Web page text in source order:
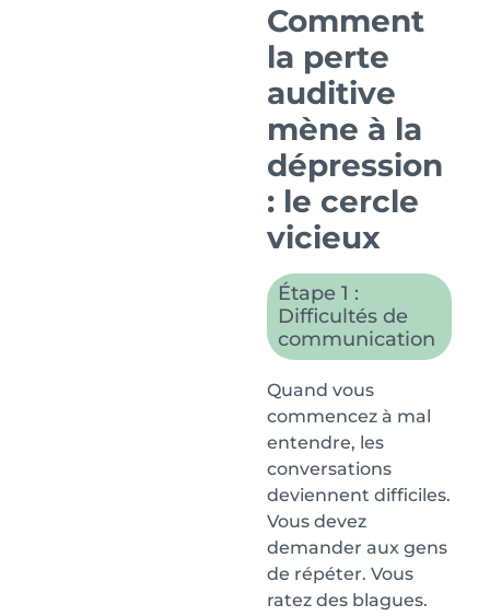
Comment
la perte
auditive
mène à la
dépression
: le cercle
vicieux
Étape 1 :
Difficultés de
communication
Quand vous
commencez à mal
entendre, les
conversations
deviennent difficiles.
Vous devez
demander aux gens
de répéter. Vous
ratez des blagues.